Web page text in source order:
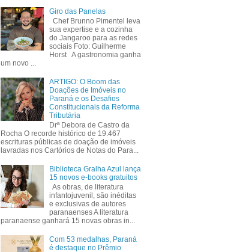
Giro das Panelas
Chef Brunno Pimentel leva
sua expertise e a cozinha
do Jangaroo para as redes
sociais Foto: Guilherme
Horst A gastronomia ganha
um novo ...
ARTIGO: O Boom das
Doações de Imóveis no
Paraná e os Desafios
Constitucionais da Reforma
Tributária
Drª Debora de Castro da
Rocha O recorde histórico de 19.467
escrituras públicas de doação de imóveis
lavradas nos Cartórios de Notas do Para...
Biblioteca Gralha Azul lança
15 novos e-books gratuitos
As obras, de literatura
infantojuvenil, são inéditas
e exclusivas de autores
paranaenses A literatura
paranaense ganhará 15 novas obras in...
Com 53 medalhas, Paraná
é destaque no Prêmio